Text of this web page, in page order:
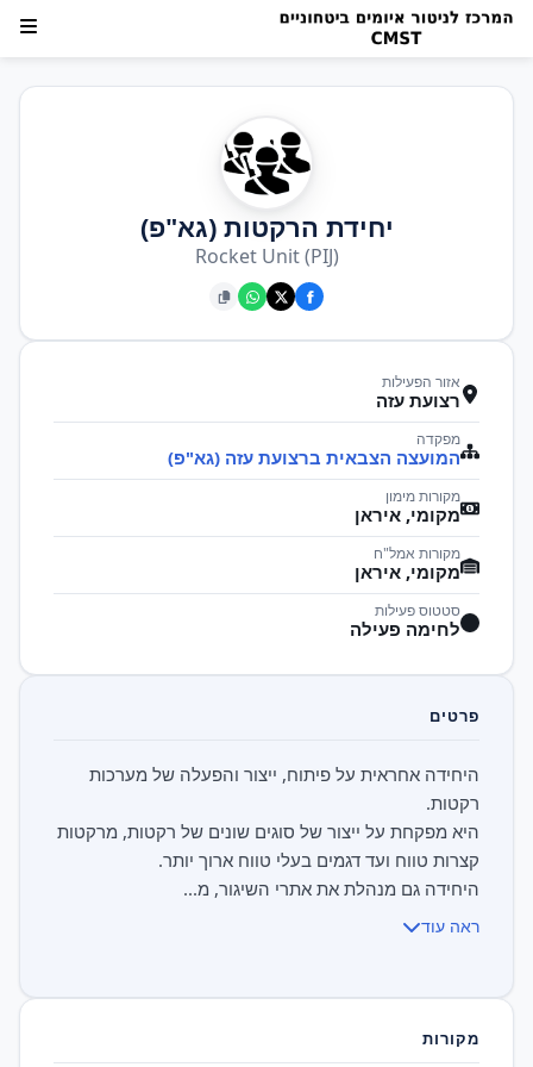
יחידת הרקטות (גא"פ)
Rocket Unit (PIJ)
אזור הפעילות
רצועת עזה
מפקדה
המועצה הצבאית ברצועת עזה (גא"פ)
מקורות מימון
מקומי, איראן
מקורות אמל"ח
מקומי, איראן
סטטוס פעילות
לחימה פעילה
פרטים
היחידה אחראית על פיתוח, ייצור והפעלה של מערכות
היא מפקחת על ייצור של סוגים שונים של רקטות, מרקטות
היחידה גם מנהלת את אתרי השיגור, מ...
ראה עוד
מקורות